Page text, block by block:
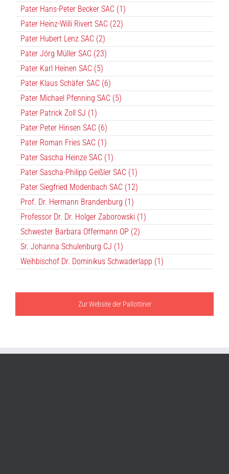
Pater Hans-Peter Becker SAC (1)
Pater Heinz-Willi Rivert SAC (22)
Pater Hubert Lenz SAC (2)
Pater Jörg Müller SAC (23)
Pater Karl Heinen SAC (5)
Pater Klaus Schäfer SAC (6)
Pater Michael Pfenning SAC (5)
Pater Patrick Zoll SJ (1)
Pater Peter Hinsen SAC (6)
Pater Roman Fries SAC (1)
Pater Sascha Heinze SAC (1)
Pater Sascha-Philipp Geißler SAC (1)
Pater Siegfried Modenbach SAC (12)
Prof. Dr. Hermann Brandenburg (1)
Professor Dr. Dr. Holger Zaborowski (1)
Schwester Barbara Offermann OP (2)
Sr. Johanna Schulenburg CJ (1)
Weihbischof Dr. Dominikus Schwaderlapp (1)
Zur Website der Pallottiner